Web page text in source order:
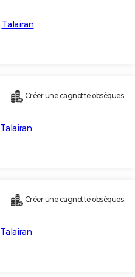
Talairan
Créer une cagnotte obsèques
Talairan
Créer une cagnotte obsèques
Talairan